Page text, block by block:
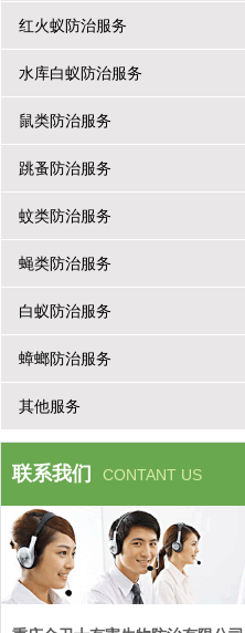
红火蚁防治服务
水库白蚁防治服务
鼠类防治服务
跳蚤防治服务
蚊类防治服务
蝇类防治服务
白蚁防治服务
蟑螂防治服务
其他服务
联系我们 CONTANT US